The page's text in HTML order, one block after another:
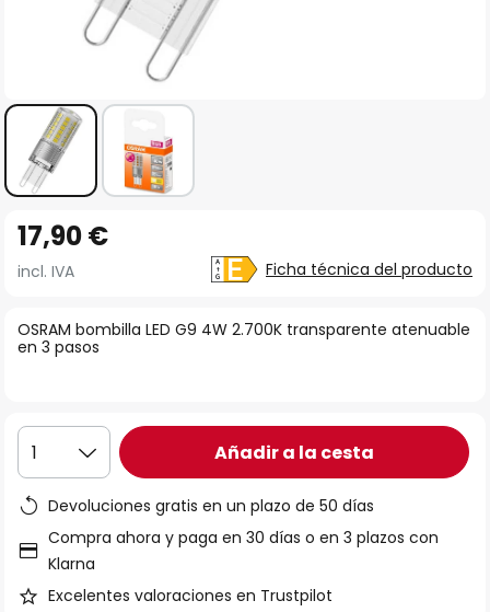
comienzo
la
galería
OSRAM bombilla LED G9 4W 2.700K transparente atenuable
en 3 pasos
17,90 €
incl. IVA Ficha técnica del producto
1 Añadir a la cesta
Devoluciones gratis en un plazo de 50 días
Compra ahora y paga en 30 días o en 3 plazos con
Klarna
Excelentes valoraciones en Trustpilot